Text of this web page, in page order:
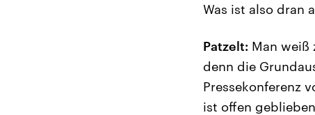
Was ist also dran
Patzelt: Man weiß
denn die
Pressekonferenz
ist offen